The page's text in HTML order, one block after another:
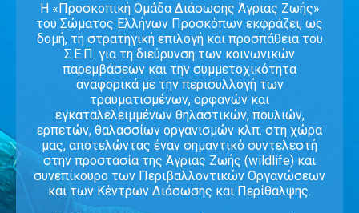
Η «Προσκοπική Ομάδα Διάσωσης Άγριας Ζωής»
του Σώματος Ελλήνων Προσκόπων εκφράζει, ως
δομή, τη στρατηγική επιλογή και προσπάθεια του
Σ.Ε.Π. για τη διεύρυνση των κοινωνικών
παρεμβάσεων και την συμμετοχικότητα
αναφορικά με την περισυλλογή των
τραυματισμένων, ορφανών και
εγκαταλελειμμένων θηλαστικών, πουλιών,
ερπετών, θαλασσίων οργανισμών κλπ. στη χώρα
μας, αποτελώντας έναν σημαντικό συντελεστή
στην προστασία της Άγριας Ζωής (wildlife) και
συνεπίκουρο των Περιβαλλοντικών Οργανώσεων
και των Κέντρων Διάσωσης και Περίθαλψης.